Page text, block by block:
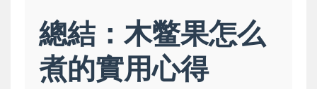
總結：木鳖果怎么
煮的實用心得